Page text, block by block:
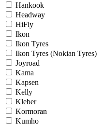
Hankook
Headway
HiFly
Ikon
Ikon Tyres
Ikon Tyres (Nokian Tyres)
Joyroad
Kama
Kapsen
Kelly
Kleber
Kormoran
Kumho